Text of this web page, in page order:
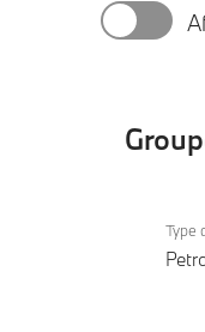
xDrive
Gran
Type